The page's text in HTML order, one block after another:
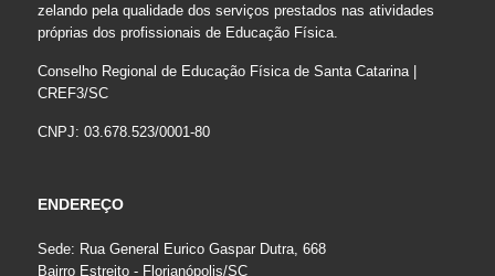
zelando pela qualidade dos serviços prestados nas atividades
próprias dos profissionais de Educação Física.
Conselho Regional de Educação Física de Santa Catarina |
CREF3/SC
CNPJ: 03.678.523/0001-80
ENDEREÇO
Sede: Rua General Eurico Gaspar Dutra, 668
Bairro Estreito - Florianópolis/SC